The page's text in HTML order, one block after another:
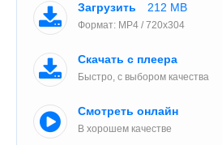
Загрузить 212 MB
Формат: MP4 / 720x304
Скачать с плеера
Быстро, с выбором качества
Смотреть онлайн
В хорошем качестве